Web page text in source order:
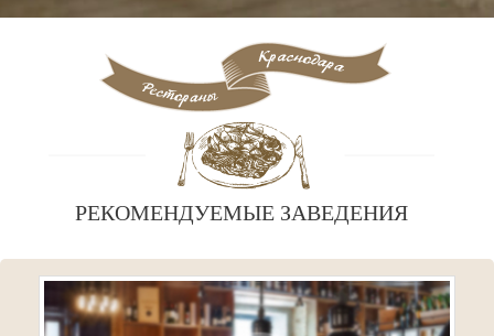
РЕКОМЕНДУЕМЫЕ ЗАВЕДЕНИЯ